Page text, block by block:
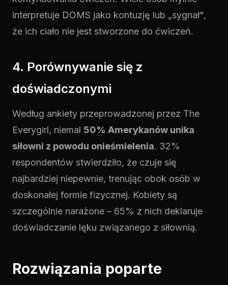
interpretuje DOMS jako kontuzję lub „sygnał",
że ich ciało nie jest stworzone do ćwiczeń.
4. Porównywanie się z
doświadczonymi
Według ankiety przeprowadzonej przez The
Everygirl, niemal 50% Amerykanów unika
siłowni z powodu onieśmielenia. 32%
respondentów stwierdziło, że czuje się
najbardziej niepewnie, trenując obok osób w
doskonałej formie fizycznej. Kobiety są
szczególnie narażone – 65% z nich deklaruje
doświadczanie lęku związanego z siłownią.
Rozwiązania poparte